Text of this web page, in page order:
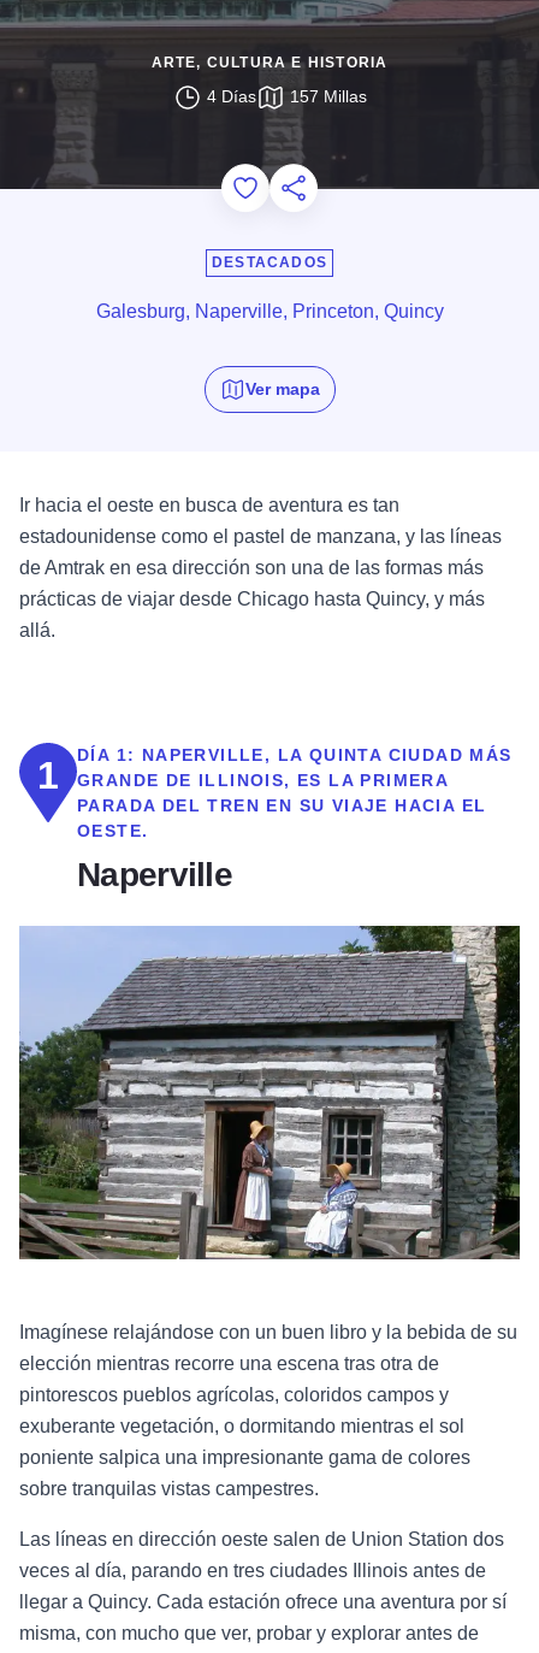
ARTE, CULTURA E HISTORIA
4 Días 157 Millas
Add to Favorites
Compartir esta página
DESTACADOS
Galesburg, Naperville, Princeton, Quincy
Ver mapa
Ir hacia el oeste en busca de aventura es tan
estadounidense como el pastel de manzana, y las líneas
de Amtrak en esa dirección son una de las formas más
prácticas de viajar desde Chicago hasta Quincy, y más
allá.
1 DÍA 1: NAPERVILLE, LA QUINTA CIUDAD MÁS
GRANDE DE ILLINOIS, ES LA PRIMERA
PARADA DEL TREN EN SU VIAJE HACIA EL
OESTE.
Naperville
Imagínese relajándose con un buen libro y la bebida de su
elección mientras recorre una escena tras otra de
pintorescos pueblos agrícolas, coloridos campos y
exuberante vegetación, o dormitando mientras el sol
poniente salpica una impresionante gama de colores
sobre tranquilas vistas campestres.
Las líneas en dirección oeste salen de Union Station dos
veces al día, parando en tres ciudades Illinois antes de
llegar a Quincy. Cada estación ofrece una aventura por sí
misma, con mucho que ver, probar y explorar antes de